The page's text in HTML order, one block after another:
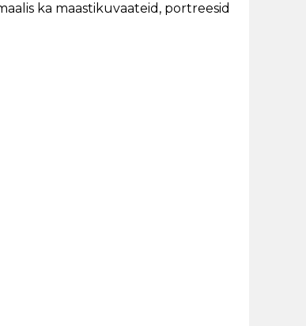
ka maastikuvaateid, portreesid